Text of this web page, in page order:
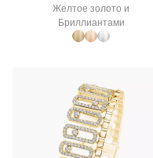
Желтое золото и
Бриллиантами